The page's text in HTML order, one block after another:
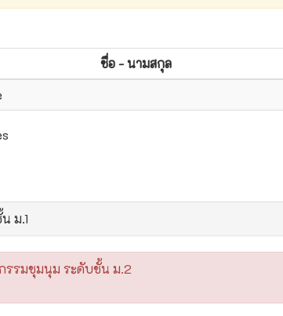
ชื่อ - นามสกุล
ม.1
รรมชุมนุม ระดับชั้น ม.2